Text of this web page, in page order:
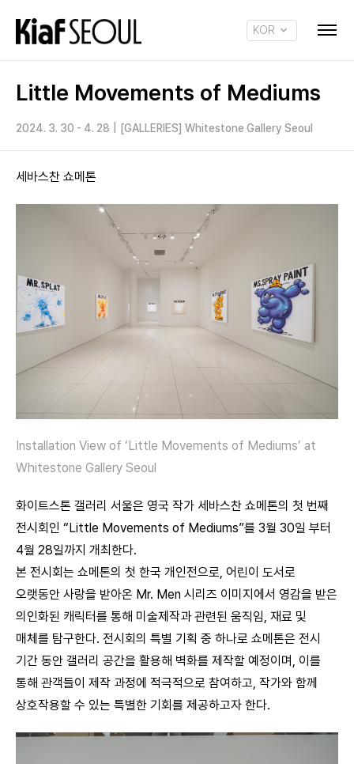
KOR
Little Movements of Mediums
2024. 3. 30 - 4. 28 [GALLERIES] Whitestone Gallery Seoul
세바스찬 쇼메톤
Installation View of ‘Little Movements of Mediums’ at
Whitestone Gallery Seoul
화이트스톤 갤러리 서울은 영국 작가 세바스찬 쇼메톤의 첫 번째
전시회인 “Little Movements of Mediums”를 3월 30일 부터
4월 28일까지 개최한다.
본 전시회는 쇼메톤의 첫 한국 개인전으로, 어린이 도서로
오랫동안 사랑을 받아온 Mr. Men 시리즈 이미지에서 영감을 받은
의인화된 캐릭터를 통해 미술제작과 관련된 움직임, 재료 및
매체를 탐구한다. 전시회의 특별 기획 중 하나로 쇼메톤은 전시
기간 동안 갤러리 공간을 활용해 벽화를 제작할 예정이며, 이를
통해 관객들이 제작 과정에 적극적으로 참여하고, 작가와 함께
상호작용할 수 있는 특별한 기회를 제공하고자 한다.